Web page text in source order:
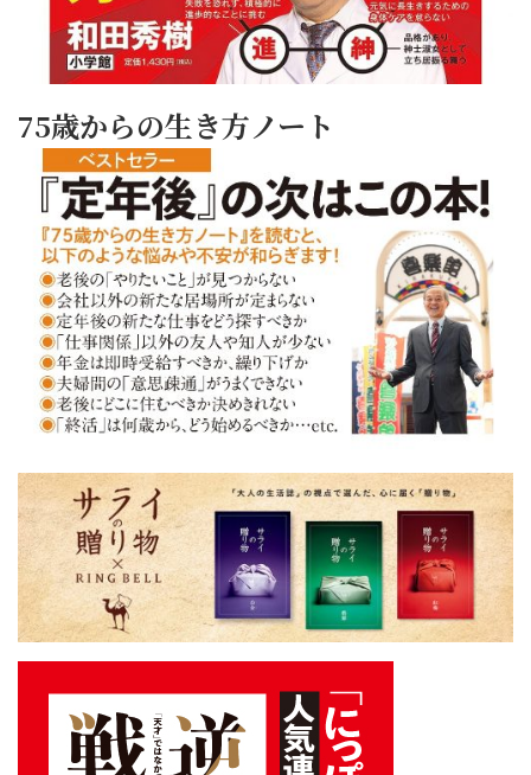
75歳からの生き方ノート